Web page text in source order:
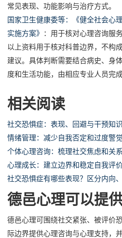
常见表现、功能影响与治疗方式。
国家卫生健康委等：《健全社会心
实施方案》 ：用于核对心理咨询服
以上资料用于核对科普边界，不构
建议。具体判断需要结合病史、身
度和生活功能，由相应专业人员完成
相关阅读
社交恐惧症：表现、回避与干预知识
情绪管理：减少自我否定和过度警觉
个体心理咨询：梳理社交焦虑和关
心理成长：建立边界和稳定自我评
社交恐惧症有哪些表现？区分内向
德邑心理可以提
德邑心理可围绕社交紧张、被评价
际边界提供心理咨询与心理支持，